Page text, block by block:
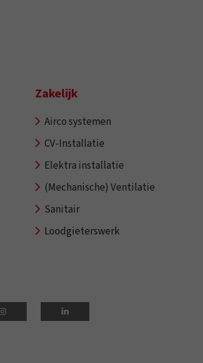
Zakelijk
Airco systemen
CV-Installatie
Elektra installatie
(Mechanische) Ventilatie
Sanitair
Loodgieterswerk